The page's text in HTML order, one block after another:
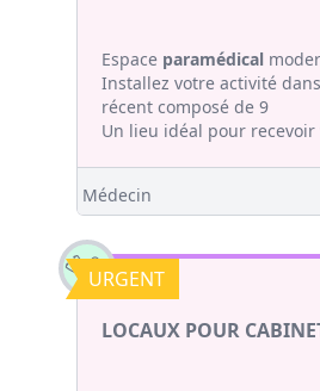
Espace paramédical
Installez votre activité
récent composé de 9
Un lieu idéal pour
Médecin
URGENT
LOCAUX POUR